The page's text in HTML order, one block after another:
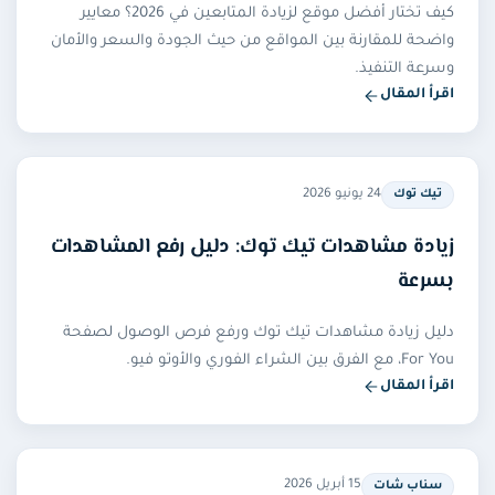
كيف تختار أفضل موقع لزيادة المتابعين في 2026؟ معايير
واضحة للمقارنة بين المواقع من حيث الجودة والسعر والأمان
وسرعة التنفيذ.
اقرأ المقال
— أفضل موقع رشق متابعين 2026 — دليل المقارنة الكامل
تيك توك 24 يونيو 2026
زيادة مشاهدات تيك توك: دليل رفع المشاهدات
بسرعة
دليل زيادة مشاهدات تيك توك ورفع فرص الوصول لصفحة
For You، مع الفرق بين الشراء الفوري والأوتو فيو.
اقرأ المقال
— زيادة مشاهدات تيك توك: دليل رفع المشاهدات بسرعة
سناب شات 15 أبريل 2026